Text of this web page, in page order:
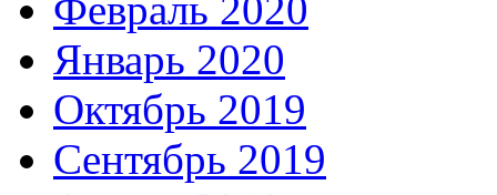
Февраль 2020
Январь 2020
Октябрь 2019
Сентябрь 2019